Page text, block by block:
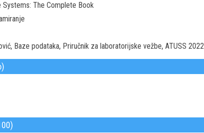
Systems: The Complete Book
Baze podataka, Priručnik za laboratorijske vežbe, ATUSS 2022